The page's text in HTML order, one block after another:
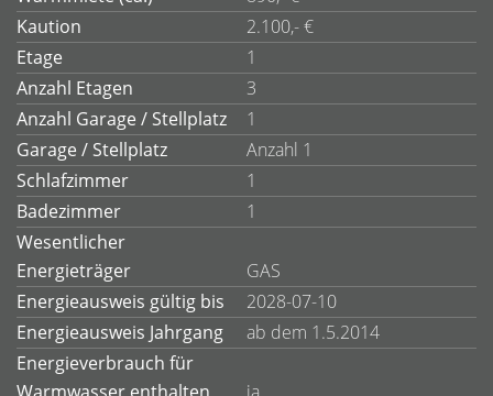
Kaution
2.100,- €
Etage
1
Anzahl Etagen
3
Anzahl Garage / Stellplatz
1
Garage / Stellplatz
Anzahl 1
Schlafzimmer
1
Badezimmer
1
Wesentlicher
Energieträger
GAS
Energieausweis gültig bis
2028-07-10
Energieausweis Jahrgang
ab dem 1.5.2014
Energieverbrauch für